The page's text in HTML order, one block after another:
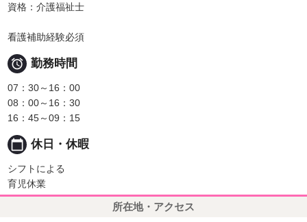
資格：介護福祉士
看護補助経験必須
 勤務時間
07：30～16：00
08：00～16：30
16：45～09：15
calendar_today 休日・休暇
シフトによる
育児休業
所在地・アクセス